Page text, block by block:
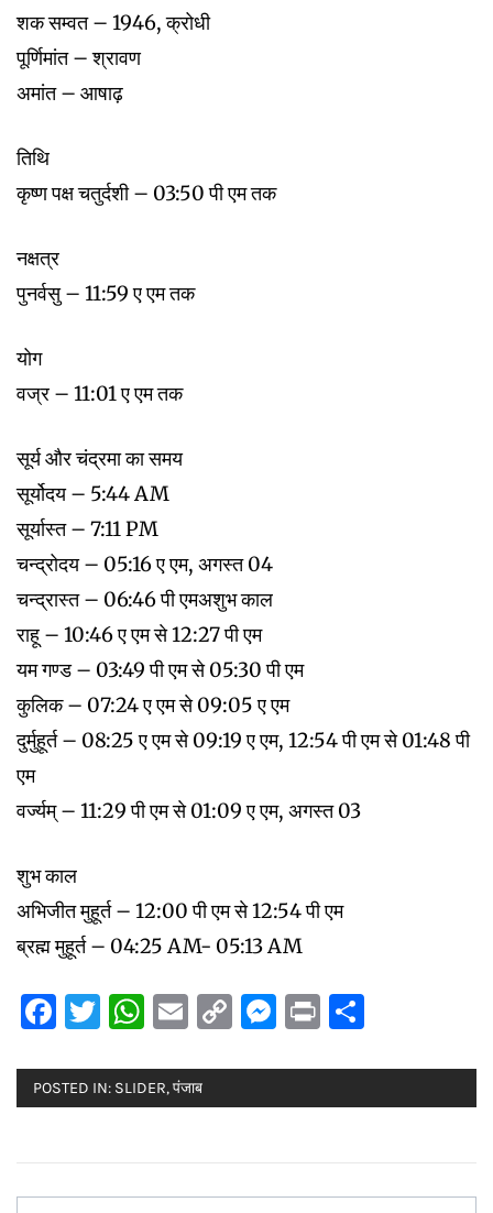
शक सम्वत – 1946, क्रोधी
पूर्णिमांत – श्रावण
अमांत – आषाढ़
तिथि
कृष्ण पक्ष चतुर्दशी – 03:50 पी एम तक
नक्षत्र
पुनर्वसु – 11:59 ए एम तक
योग
वज्र – 11:01 ए एम तक
सूर्य और चंद्रमा का समय
सूर्योदय – 5:44 AM
सूर्यास्त – 7:11 PM
चन्द्रोदय – 05:16 ए एम, अगस्त 04
चन्द्रास्त – 06:46 पी एमअशुभ काल
राहू – 10:46 ए एम से 12:27 पी एम
यम गण्ड – 03:49 पी एम से 05:30 पी एम
कुलिक – 07:24 ए एम से 09:05 ए एम
दुर्मुहूर्त – 08:25 ए एम से 09:19 ए एम, 12:54 पी एम से 01:48 पी
एम
वर्ज्यम् – 11:29 पी एम से 01:09 ए एम, अगस्त 03
शुभ काल
अभिजीत मुहूर्त – 12:00 पी एम से 12:54 पी एम
ब्रह्म मुहूर्त – 04:25 AM- 05:13 AM
Facebook
Twitter
WhatsApp
Email
CopyMessenger
Print
POSTED IN: SLIDER,पंजाब